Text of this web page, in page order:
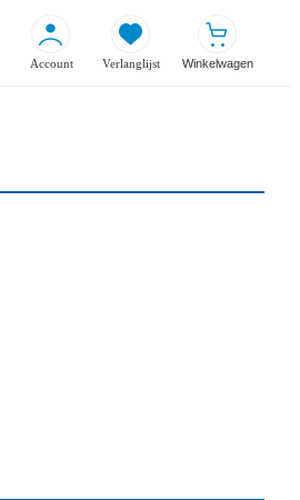
Account Verlanglijst Winkelwagen